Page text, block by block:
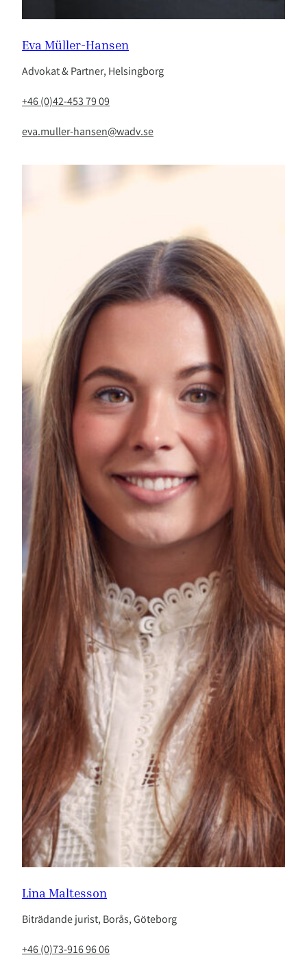
Eva Müller-Hansen
Advokat & Partner, Helsingborg
+46 (0)42-453 79 09
eva.muller-hansen@wadv.se
Lina Maltesson
Biträdande jurist, Borås, Göteborg
+46 (0)73-916 96 06